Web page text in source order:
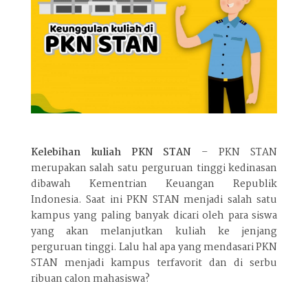
Kelebihan kuliah PKN STAN – PKN STAN
merupakan salah satu perguruan tinggi kedinasan
dibawah Kementrian Keuangan Republik
Indonesia. Saat ini PKN STAN menjadi salah satu
kampus yang paling banyak dicari oleh para siswa
yang akan melanjutkan kuliah ke jenjang
perguruan tinggi. Lalu hal apa yang mendasari PKN
STAN menjadi kampus terfavorit dan di serbu
ribuan calon mahasiswa?